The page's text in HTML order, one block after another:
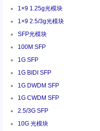
1×9 1.25g光模块
1×9 2.5/3g光模块
SFP光模块
100M SFP
1G SFP
1G BIDI SFP
1G DWDM SFP
1G CWDM SFP
2.5/3G SFP
10G 光模块